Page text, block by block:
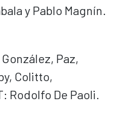
y Pablo Magnín.
Paz,
Colitto,
Rodolfo De Paoli.